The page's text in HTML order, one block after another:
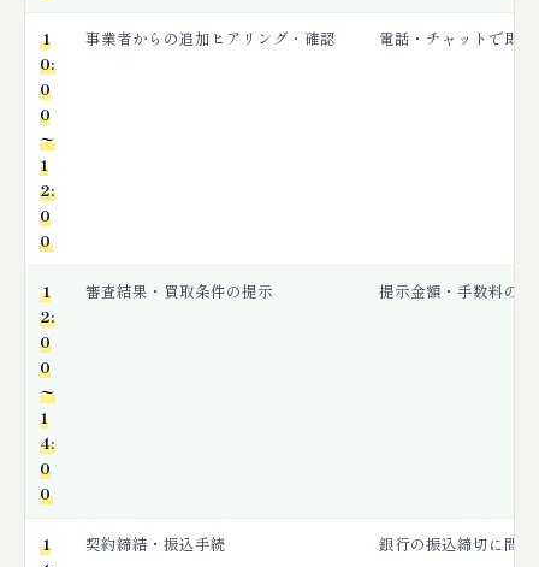
1
0:
0
0
〜
1
2:
0
0
事業者からの追加ヒアリング・確認 電話・チャットで即
1
2:
0
0
〜
1
4:
0
0
審査結果・買取条件の提示 提示金額・手数料の
1
契約締結・振込手続 銀行の振込締切に間